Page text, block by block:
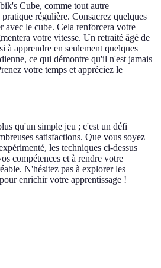
Cube, comme tout autre
régulière. Consacrez quelques
avec le cube. Cela renforcera votre
votre vitesse. Un retraité âgé de
à apprendre en seulement quelques
ce qui démontre qu'il n'est jamais
votre temps et appréciez le
qu'un simple jeu ; c'est un défi
satisfactions. Que vous soyez
les techniques ci-dessus
compétences et à rendre votre
N'hésitez pas à explorer les
enrichir votre apprentissage !